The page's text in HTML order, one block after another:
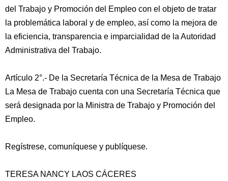
del Trabajo y Promoción del Empleo con el objeto de tratar
la problemática laboral y de empleo, así como la mejora de
la eficiencia, transparencia e imparcialidad de la Autoridad
Administrativa del Trabajo.
Artículo 2°.- De la Secretaría Técnica de la Mesa de Trabajo
La Mesa de Trabajo cuenta con una Secretaría Técnica que
será designada por la Ministra de Trabajo y Promoción del
Empleo.
Regístrese, comuníquese y publíquese.
TERESA NANCY LAOS CÁCERES